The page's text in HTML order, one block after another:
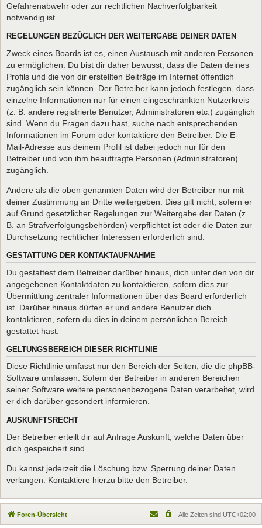
Gefahrenabwehr oder zur rechtlichen Nachverfolgbarkeit
notwendig ist.
REGELUNGEN BEZÜGLICH DER WEITERGABE DEINER DATEN
Zweck eines Boards ist es, einen Austausch mit anderen Personen
zu ermöglichen. Du bist dir daher bewusst, dass die Daten deines
Profils und die von dir erstellten Beiträge im Internet öffentlich
zugänglich sein können. Der Betreiber kann jedoch festlegen, dass
einzelne Informationen nur für einen eingeschränkten Nutzerkreis
(z. B. andere registrierte Benutzer, Administratoren etc.) zugänglich
sind. Wenn du Fragen dazu hast, suche nach entsprechenden
Informationen im Forum oder kontaktiere den Betreiber. Die E-
Mail-Adresse aus deinem Profil ist dabei jedoch nur für den
Betreiber und von ihm beauftragte Personen (Administratoren)
zugänglich.
Andere als die oben genannten Daten wird der Betreiber nur mit
deiner Zustimmung an Dritte weitergeben. Dies gilt nicht, sofern er
auf Grund gesetzlicher Regelungen zur Weitergabe der Daten (z.
B. an Strafverfolgungsbehörden) verpflichtet ist oder die Daten zur
Durchsetzung rechtlicher Interessen erforderlich sind.
GESTATTUNG DER KONTAKTAUFNAHME
Du gestattest dem Betreiber darüber hinaus, dich unter den von dir
angegebenen Kontaktdaten zu kontaktieren, sofern dies zur
Übermittlung zentraler Informationen über das Board erforderlich
ist. Darüber hinaus dürfen er und andere Benutzer dich
kontaktieren, sofern du dies in deinem persönlichen Bereich
gestattet hast.
GELTUNGSBEREICH DIESER RICHTLINIE
Diese Richtlinie umfasst nur den Bereich der Seiten, die die phpBB-
Software umfassen. Sofern der Betreiber in anderen Bereichen
seiner Software weitere personenbezogene Daten verarbeitet, wird
er dich darüber gesondert informieren.
AUSKUNFTSRECHT
Der Betreiber erteilt dir auf Anfrage Auskunft, welche Daten über
dich gespeichert sind.
Du kannst jederzeit die Löschung bzw. Sperrung deiner Daten
verlangen. Kontaktiere hierzu bitte den Betreiber.
Foren-Übersicht Alle Zeiten sind UTC+02:00